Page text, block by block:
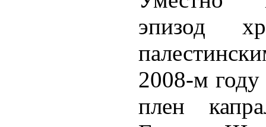
эпизод
2008-м
плен